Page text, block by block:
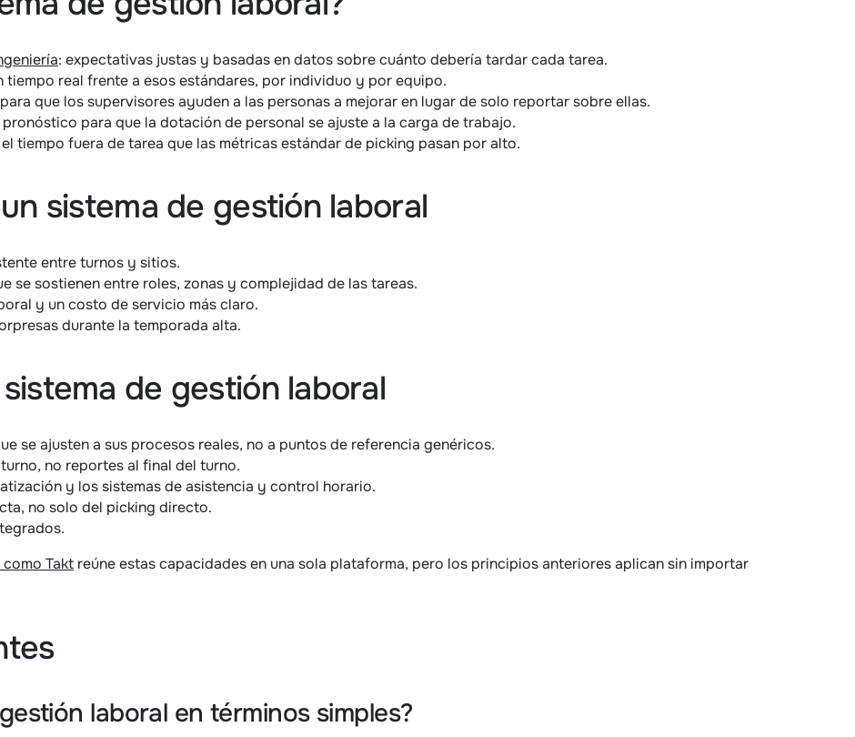
: expectativas justas y basadas en datos sobre cuánto debería tardar cada tarea.
tiempo real frente a esos estándares, por individuo y por equipo.
que los supervisores ayuden a las personas a mejorar en lugar de solo reportar sobre ellas.
para que la dotación de personal se ajuste a la carga de trabajo.
tiempo fuera de tarea que las métricas estándar de picking pasan por alto.
sistema de gestión laboral
entre turnos y sitios.
se sostienen entre roles, zonas y complejidad de las tareas.
y un costo de servicio más claro.
durante la temporada alta.
de gestión laboral
se ajusten a sus procesos reales, no a puntos de referencia genéricos.
no reportes al final del turno.
y los sistemas de asistencia y control horario.
no solo del picking directo.
Takt reúne estas capacidades en una sola plataforma, pero los principios anteriores aplican sin importar
laboral en términos simples?